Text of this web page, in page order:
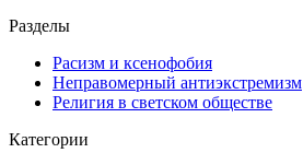
Разделы
Расизм и ксенофобия
Неправомерный антиэкстремизм
Религия в светском обществе
Категории